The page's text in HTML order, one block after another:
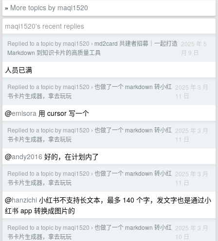
» More topics by maqi1520
maqi1520's recent replies
Replied to a topic by maqi1520 › md2card 共建者招募｜一起打造
Markdown 到知识卡片的高质量工具
2025 年 5
月 9 日
人员已满
Replied to a topic by maqi1520 › 也做了一个 markdown 转小红
书卡片生成器，拿去玩玩
2025 年 3 月
11 日
@emisora 用 cursor 写一个
Replied to a topic by maqi1520 › 也做了一个 markdown 转小红
书卡片生成器，拿去玩玩
2025 年 3 月
11 日
@andy2016 好的，在计划内了
Replied to a topic by maqi1520 › 也做了一个 markdown 转小红
书卡片生成器，拿去玩玩
2025 年 3 月
11 日
@hanzichi 小红书不支持长文本，最多 140 个字，发文字也是通过小
红书 app 转换成图片的
Replied to a topic by maqi1520 › 也做了一个 markdown 转小红
书卡片生成器，拿去玩玩
2025 年 3 月
10 日